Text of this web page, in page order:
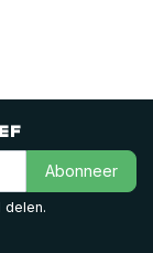
Abonneer
delen.